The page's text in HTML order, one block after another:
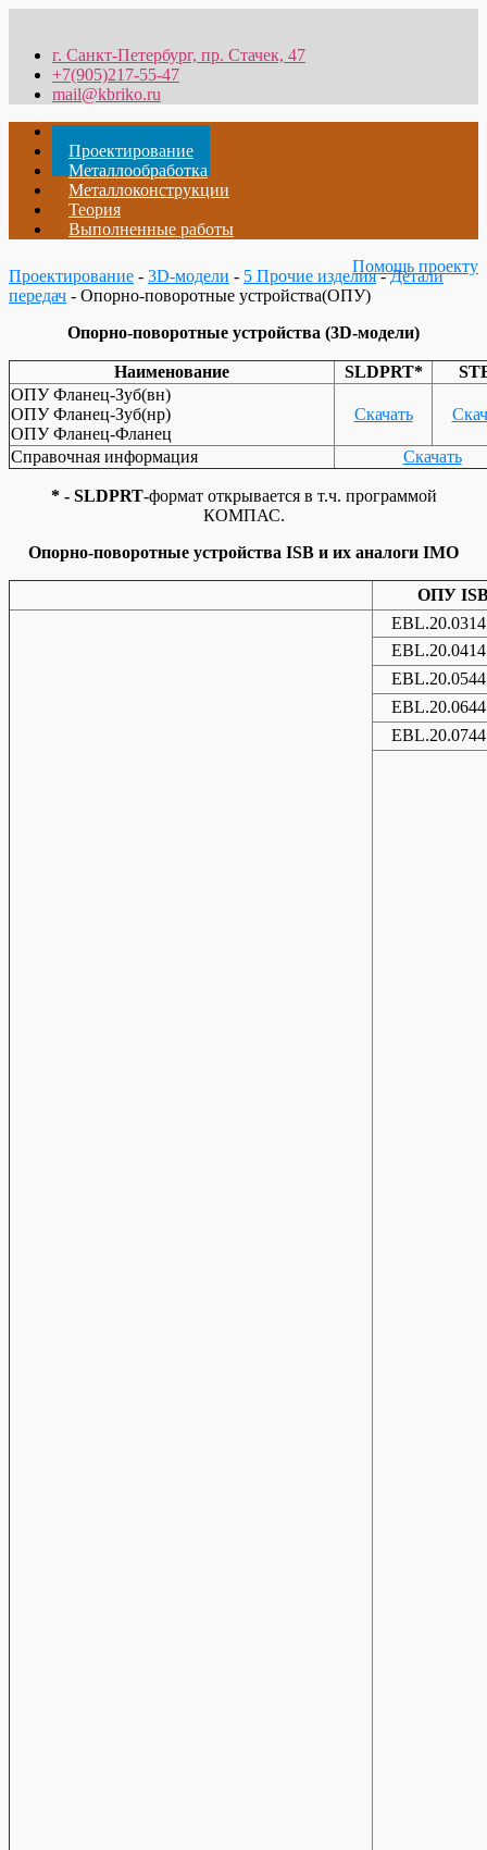
г. Санкт-Петербург, пр. Стачек, 47
+7(905)217-55-47
mail@kbriko.ru
Главная
Проектирование
Металлообработка
Металлоконструкции
Теория
Выполненные работы
Помощь проекту
Проектирование - 3D-модели - 5 Прочие изделия-Детали
передач - Опорно-поворотные устройства(ОПУ)
Опорно-поворотные устройства (3D-модели)
Наименование SLDPRT*
ОПУ Фланец-Зуб(вн)
ОПУ Фланец-Зуб(нр)
ОПУ Фланец-Фланец
Скачать
Справочная информация Скачать
* - SLDPRT-формат открывается в т.ч. программой
КОМПАС.
Опорно-поворотные устройства ISB и их аналоги IMO
ОПУ